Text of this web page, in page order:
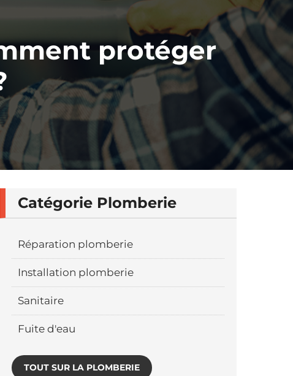
protéger
Catégorie Plomberie
Réparation plomberie
Installation plomberie
Sanitaire
Fuite d'eau
TOUT SUR LA PLOMBERIE